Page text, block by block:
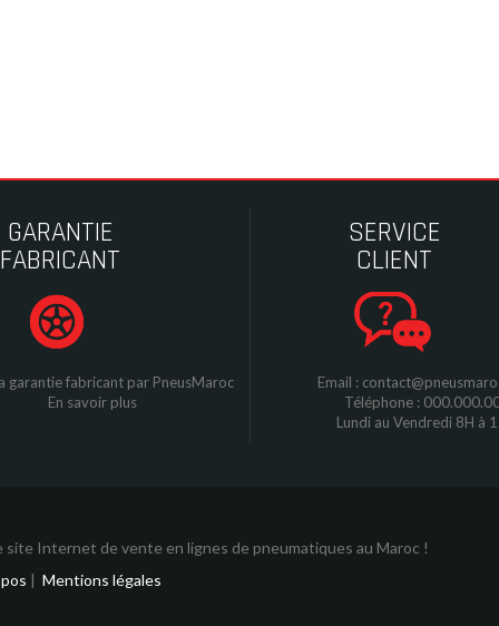
GARANTIE
FABRICANT
garantie fabricant par PneusMaroc
En savoir plus
SERVICE
CLIENT
Email :
Téléphone :
Lundi au Vendredi 8H à
site Internet de vente en lignes de pneumatiques au Maroc !
| Mentions légales